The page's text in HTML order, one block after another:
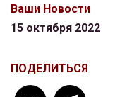
Ваши Новости
15 октября 2022
ПОДЕЛИТЬСЯ